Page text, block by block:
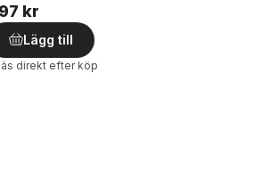
kr
Lägg till
direkt efter köp